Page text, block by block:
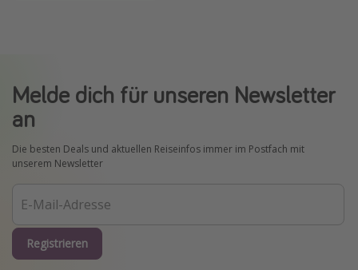
Melde dich für unseren Newsletter
an
Die besten Deals und aktuellen Reiseinfos immer im Postfach mit
unserem Newsletter
Registrieren